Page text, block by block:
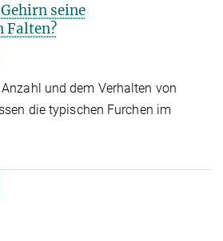
seine
Falten?
und dem Verhalten von
die typischen Furchen im